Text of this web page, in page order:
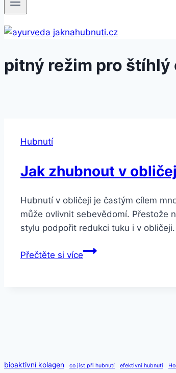
pitný režim pro štíhlý
Hubnutí
Jak zhubnout v
Hubnutí v obličeji je častým cílem
může ovlivnit sebevědomí. Přestože
stylu podpořit redukci tuku i v
Přečtěte si víceJak
triky
bioaktivní kolagen co jíst při hubnutí efektivní hubnutí